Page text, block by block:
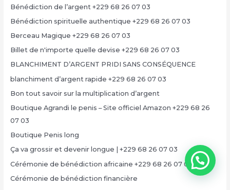
Bénédiction de l’argent +229 68 26 07 03
Bénédiction spirituelle authentique +229 68 26 07 03
Berceau Magique +229 68 26 07 03
Billet de n'importe quelle devise +229 68 26 07 03
BLANCHIMENT D’ARGENT PRIDI SANS CONSÉQUENCE
blanchiment d’argent rapide +229 68 26 07 03
Bon tout savoir sur la multiplication d’argent
Boutique Agrandi le penis – Site officiel Amazon +229 68 26
07 03
Boutique Penis long
Ça va grossir et devenir longue | +229 68 26 07 03
Cérémonie de bénédiction africaine +229 68 26 07 03
Cérémonie de bénédiction financière